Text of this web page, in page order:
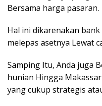
Bersama harga pasaran.
Hal ini dikarenakan
melepas asetnya Lewat
Samping Itu, Anda juga
hunian Hingga
yang cukup strategis